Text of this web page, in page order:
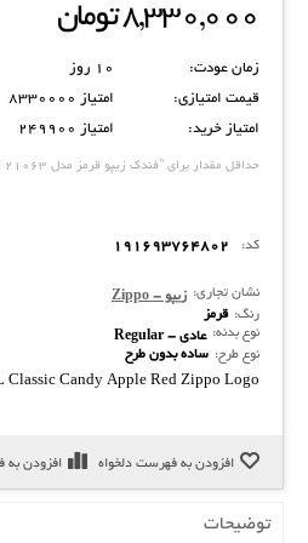
8,330,000تومان
زمان عودت:
10 روز
قیمت امتیازی:
امتیاز 8330000
امتیاز خرید:
امتیاز 249900
حداقل مقدار برای "فندک زیپو قرمز مدل 21063 زد ال" ،
کد: 191693764802
نشان تجاری: زیپو - Zippo
رنگ: قرمز
نوع بدنه: عادی - Regular
نوع طرح: ساده بدون طرح
Candy Apple Red Zippo Logo
افزودن به فهرست دلخواه افزودن به
توضیحات